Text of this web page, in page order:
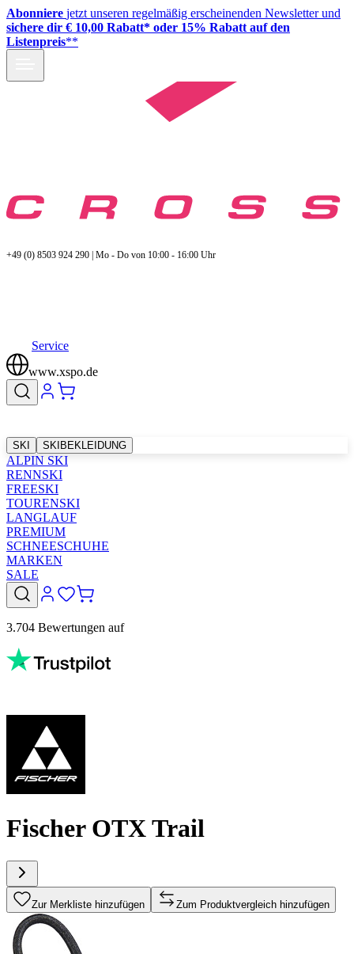
Abonniere jetzt unseren regelmäßig erscheinenden Newsletter und
sichere dir € 10,00 Rabatt* oder 15% Rabatt auf den
Listenpreis**
+49 (0) 8503 924 290 | Mo - Do von 10:00 - 16:00 Uhr
Service
www.xspo.de
SKI SKIBEKLEIDUNG
ALPIN SKI
RENNSKI
FREESKI
TOURENSKI
LANGLAUF
PREMIUM
SCHNEESCHUHE
MARKEN
SALE
3.704 Bewertungen auf
Fischer OTX Trail
Zur Merkliste hinzufügen Zum Produktvergleich hinzufügen